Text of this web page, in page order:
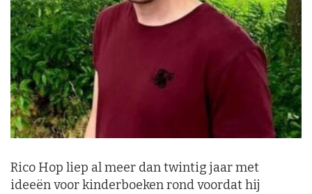
Rico Hop liep al meer dan twintig jaar met
ideeën voor kinderboeken rond voordat hij